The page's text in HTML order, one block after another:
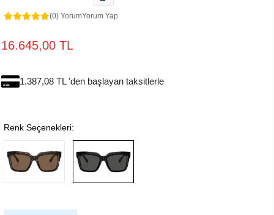
(0) YorumYorum Yap
16.645,00 TL
1.387,08 TL 'den başlayan taksitlerle
Renk Seçenekleri: